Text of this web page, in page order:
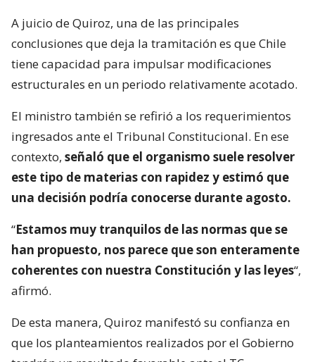
A juicio de Quiroz, una de las principales
conclusiones que deja la tramitación es que Chile
tiene capacidad para impulsar modificaciones
estructurales en un periodo relativamente acotado.
El ministro también se refirió a los requerimientos
ingresados ante el Tribunal Constitucional. En ese
contexto, señaló que el organismo suele resolver
este tipo de materias con rapidez y estimó que
una decisión podría conocerse durante agosto.
“Estamos muy tranquilos de las normas que se
han propuesto, nos parece que son enteramente
coherentes con nuestra Constitución y las leyes“,
afirmó.
De esta manera, Quiroz manifestó su confianza en
que los planteamientos realizados por el Gobierno